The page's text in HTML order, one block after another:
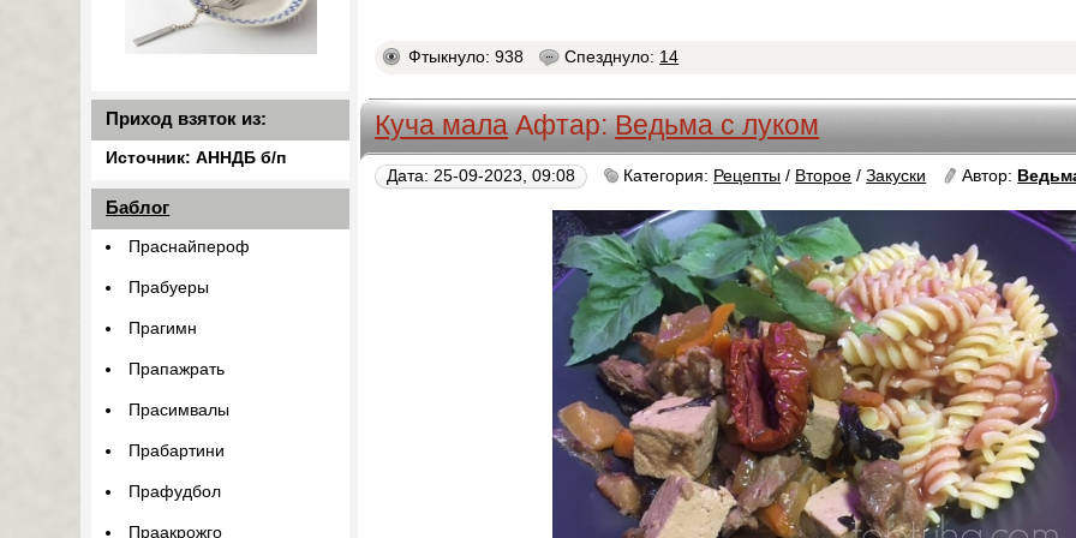
Фтыкнуло: 938 Спезднуло: 14
Куча мала Афтар:Ведьма с луком
Дата: 25-09-2023, 09:08 Категория: Рецепты / Второе /Закуски Автор:
Приход взяток из:
Источник: АННДБ б/п
Баблог
Праснайпероф
Прабуеры
Прагимн
Прапажрать
Прасимвалы
Прабартини
Прафудбол
Праакрожго